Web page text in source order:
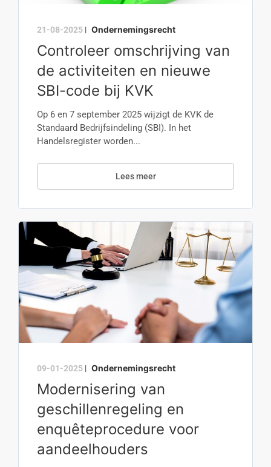
21-08-2025 | Ondernemingsrecht
Controleer omschrijving van
de activiteiten en nieuwe
SBI-code bij KVK
Op 6 en 7 september 2025 wijzigt de KVK de
Standaard Bedrijfsindeling (SBI). In het
Handelsregister worden...
Lees meer
09-01-2025 | Ondernemingsrecht
Modernisering van
geschillenregeling en
enquêteprocedure voor
aandeelhouders